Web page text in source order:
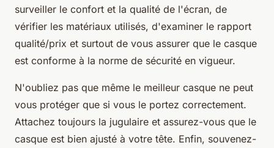
surveiller le confort et la qualité de l'écran, de
vérifier les matériaux utilisés, d'examiner le rapport
qualité/prix et surtout de vous assurer que le casque
est conforme à la norme de sécurité en vigueur.
N'oubliez pas que même le meilleur casque ne peut
vous protéger que si vous le portez correctement.
Attachez toujours la jugulaire et assurez-vous que le
casque est bien ajusté à votre tête. Enfin, souvenez-